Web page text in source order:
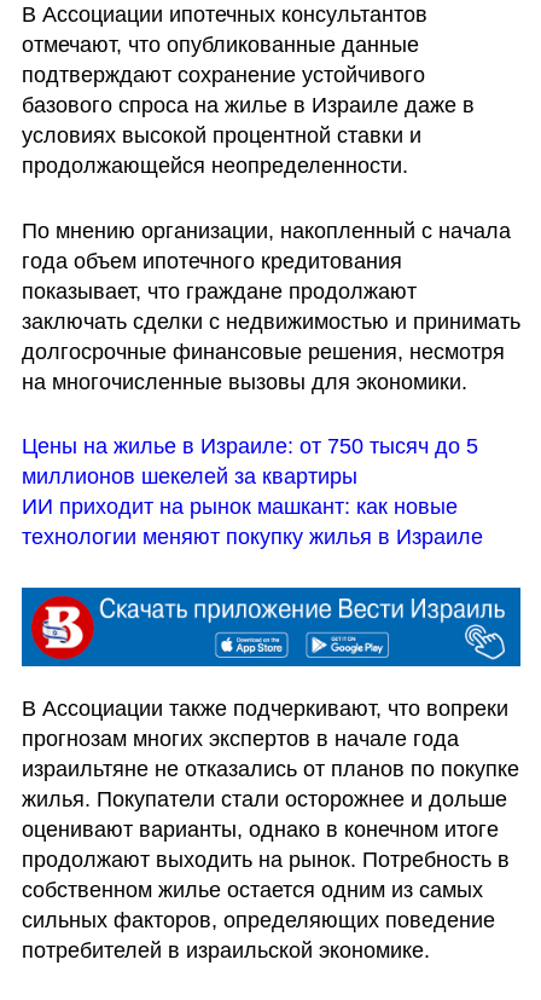
В Ассоциации ипотечных консультантов
отмечают, что опубликованные данные
подтверждают сохранение устойчивого
базового спроса на жилье в Израиле даже в
условиях высокой процентной ставки и
продолжающейся неопределенности.
По мнению организации, накопленный с начала
года объем ипотечного кредитования
показывает, что граждане продолжают
заключать сделки с недвижимостью и принимать
долгосрочные финансовые решения, несмотря
на многочисленные вызовы для экономики.
Цены на жилье в Израиле: от 750 тысяч до 5
миллионов шекелей за квартиры
ИИ приходит на рынок машкант: как новые
технологии меняют покупку жилья в Израиле
В Ассоциации также подчеркивают, что вопреки
прогнозам многих экспертов в начале года
израильтяне не отказались от планов по покупке
жилья. Покупатели стали осторожнее и дольше
оценивают варианты, однако в конечном итоге
продолжают выходить на рынок. Потребность в
собственном жилье остается одним из самых
сильных факторов, определяющих поведение
потребителей в израильской экономике.